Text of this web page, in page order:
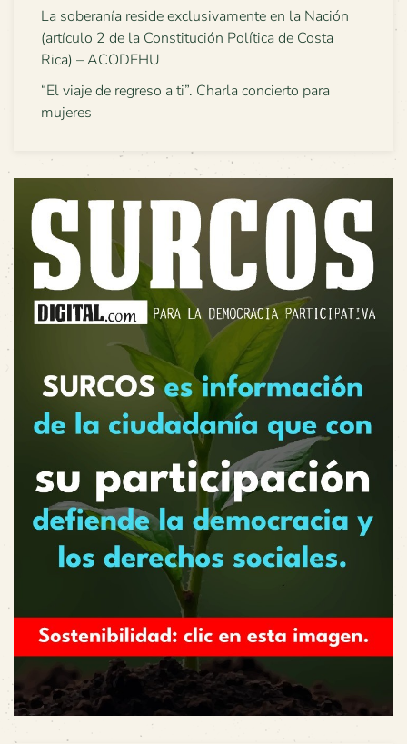
La soberanía reside exclusivamente en la Nación
(artículo 2 de la Constitución Política de Costa
Rica) – ACODEHU
“El viaje de regreso a ti”. Charla concierto para
mujeres